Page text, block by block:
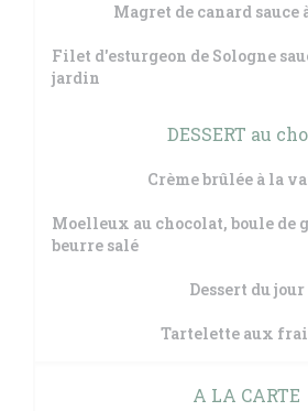
Magret de canard sauce
Filet d'esturgeon de Sologne
jardin
DESSERT au
Crème brûlée à la
Moelleux au chocolat, boule de
beurre salé
Dessert du jour
Tartelette aux
A LA CARTE